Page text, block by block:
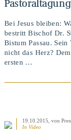
Bei Jesus bleiben:
bestritt Bischof Dr.
Bistum Passau.
nicht das Herz?
ersten …
19.10.2015 , von
In Video